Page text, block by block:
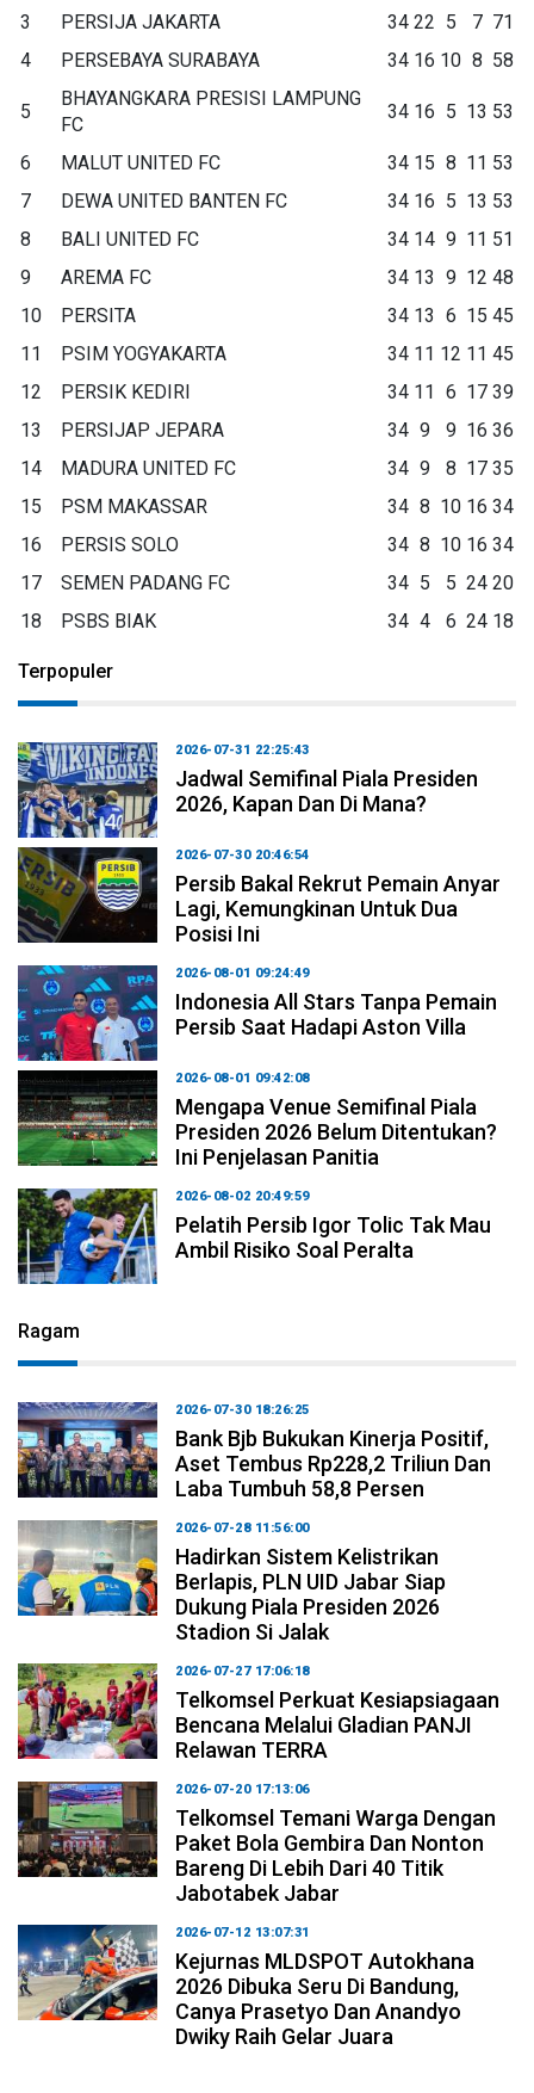
3 PERSIJA JAKARTA 34 22 5 7 71
4
PERSEBAYA SURABAYA 34 16 10 8 58
5
BHAYANGKARA PRESISI LAMPUNG
FC
34 16 5 13 53
6 MALUT UNITED FC 34 15 8 11 53
7
DEWA UNITED BANTEN FC 34 16 5 13 53
8
BALI UNITED FC 34 14 9 11 51
9
AREMA FC 34 13 9 12 48
10
PERSITA 34 13 6 15 45
11
PSIM YOGYAKARTA 34 11 12 11 45
12
PERSIK KEDIRI 34 11 6 17 39
13
PERSIJAP JEPARA 34 9 9 16 36
14
MADURA UNITED FC 34 9 8 17 35
15
PSM MAKASSAR 34 8 10 16 34
16
PERSIS SOLO 34 8 10 16 34
17
SEMEN PADANG FC 34 5 5 24 20
18
PSBS BIAK 34 4 6 24 18
Terpopuler
2026-07-31 22:25:43
Jadwal Semifinal Piala Presiden
2026, Kapan Dan Di Mana?
2026-07-30 20:46:54
Persib Bakal Rekrut Pemain Anyar
Lagi, Kemungkinan Untuk Dua
Posisi Ini
2026-08-01 09:24:49
Indonesia All Stars Tanpa Pemain
Persib Saat Hadapi Aston Villa
2026-08-01 09:42:08
Mengapa Venue Semifinal Piala
Presiden 2026 Belum Ditentukan?
Ini Penjelasan Panitia
2026-08-02 20:49:59
Pelatih Persib Igor Tolic Tak Mau
Ambil Risiko Soal Peralta
Ragam
2026-07-30 18:26:25
Bank Bjb Bukukan Kinerja Positif,
Aset Tembus Rp228,2 Triliun Dan
Laba Tumbuh 58,8 Persen
2026-07-28 11:56:00
Hadirkan Sistem Kelistrikan
Berlapis, PLN UID Jabar Siap
Dukung Piala Presiden 2026
Stadion Si Jalak
2026-07-27 17:06:18
Telkomsel Perkuat Kesiapsiagaan
Bencana Melalui Gladian PANJI
Relawan TERRA
2026-07-20 17:13:06
Telkomsel Temani Warga Dengan
Paket Bola Gembira Dan Nonton
Bareng Di Lebih Dari 40 Titik
Jabotabek Jabar
2026-07-12 13:07:31
Kejurnas MLDSPOT Autokhana
2026 Dibuka Seru Di Bandung,
Canya Prasetyo Dan Anandyo
Dwiky Raih Gelar Juara